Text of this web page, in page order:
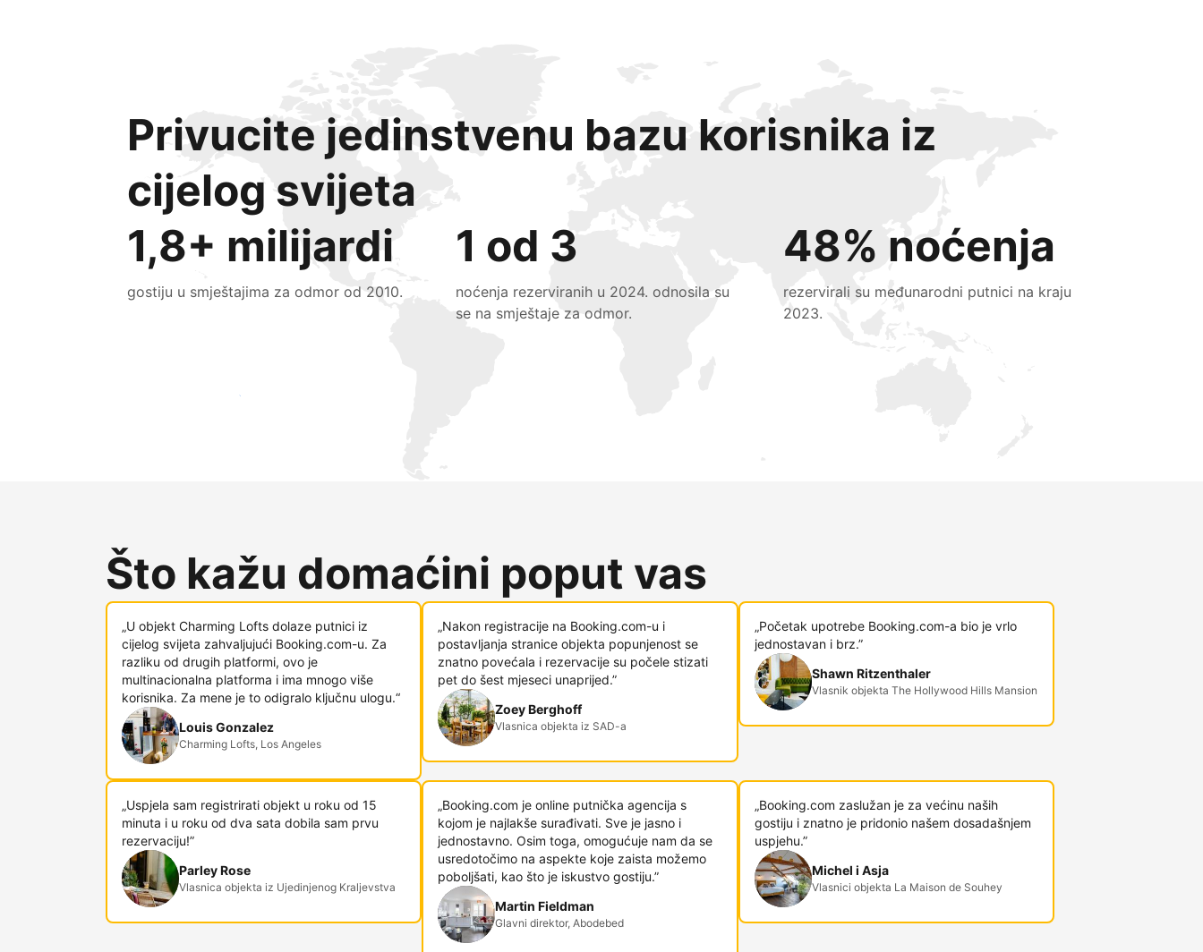
Privucite jedinstvenu bazu korisnika iz
cijelog svijeta
1,8+ milijardi
gostiju u smještajima za odmor od 2010.
1 od 3
noćenja rezerviranih u 2024. odnosila su
se na smještaje za odmor.
48% noćenja
rezervirali su međunarodni putnici na kraju
2023.
Doprite do novih gostiju već danas
Što kažu domaćini poput vas
„U objekt Charming Lofts dolaze putnici iz
cijelog svijeta zahvaljujući Booking.com-u. Za
razliku od drugih platformi, ovo je
multinacionalna platforma i ima mnogo više
korisnika. Za mene je to odigralo ključnu ulogu.“
Louis Gonzalez
Charming Lofts, Los Angeles
„Nakon registracije na Booking.com-u i
postavljanja stranice objekta popunjenost se
znatno povećala i rezervacije su počele stizati
pet do šest mjeseci unaprijed.”
Zoey Berghoff
Vlasnica objekta iz SAD-a
„Početak upotrebe Booking.com-a bio je vrlo
jednostavan i brz.”
Shawn Ritzenthaler
Vlasnik objekta The Hollywood Hills Mansion
„Uspjela sam registrirati objekt u roku od 15
minuta i u roku od dva sata dobila sam prvu
rezervaciju!”
Parley Rose
Vlasnica objekta iz Ujedinjenog Kraljevstva
„Booking.com je online putnička agencija s
kojom je najlakše surađivati. Sve je jasno i
jednostavno. Osim toga, omogućuje nam da se
usredotočimo na aspekte koje zaista možemo
poboljšati, kao što je iskustvo gostiju.”
Martin Fieldman
Glavni direktor, Abodebed
„Booking.com zaslužan je za većinu naših
gostiju i znatno je pridonio našem dosadašnjem
uspjehu.”
Michel i Asja
Vlasnici objekta La Maison de Souhey